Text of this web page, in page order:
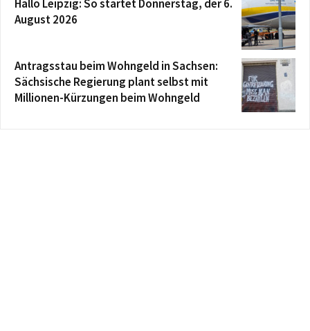
Hallo Leipzig: So startet Donnerstag, der 6.
August 2026
Antragsstau beim Wohngeld in Sachsen:
Sächsische Regierung plant selbst mit
Millionen-Kürzungen beim Wohngeld